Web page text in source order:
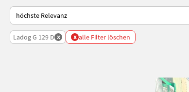
So wird auf Landwirt.com sortiert
Ladog G 129 D x x alle Filter löschen